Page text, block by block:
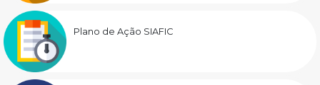
Plano de Ação SIAFIC